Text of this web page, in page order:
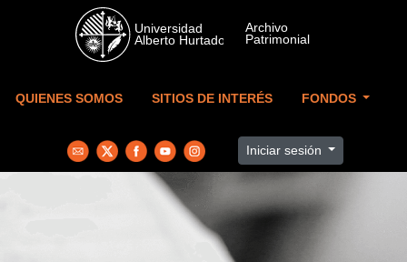
Skip to main content
QUIENES SOMOS SITIOS DE INTERÉS FONDOS
Iniciar sesión